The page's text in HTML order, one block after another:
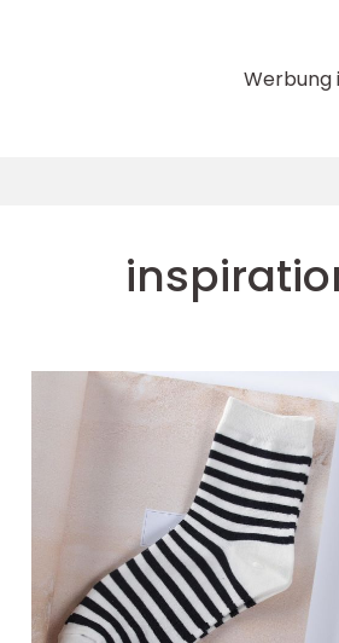
Werbung